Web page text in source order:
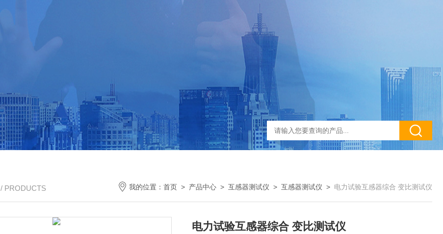
/ PRODUCTS 我的位置： 首页 > 产品中心 > 互感器测试仪 > 互感器测试仪 > 电力试验互感器综合 变比测试仪
电力试验互感器综合 变比测试仪